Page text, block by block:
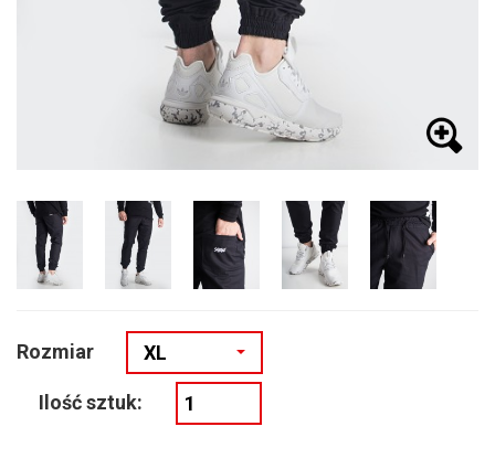
Rozmiar XL
Ilość sztuk: